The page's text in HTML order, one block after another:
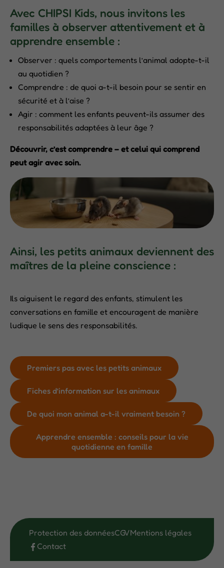
Avec CHIPSI Kids, nous invitons les
familles à observer attentivement et à
apprendre ensemble :
Observer : quels comportements l’animal adopte-t-il
au quotidien ?
Comprendre : de quoi a-t-il besoin pour se sentir en
sécurité et à l’aise ?
Agir : comment les enfants peuvent-ils assumer des
responsabilités adaptées à leur âge ?
Découvrir, c’est comprendre – et celui qui comprend
peut agir avec soin.
Ainsi, les petits animaux deviennent des
maîtres de la pleine conscience :
Ils aiguisent le regard des enfants, stimulent les
conversations en famille et encouragent de manière
ludique le sens des responsabilités.
Premiers pas avec les petits animaux
Fiches d’information sur les animaux
De quoi mon animal a-t-il vraiment besoin ?
Apprendre ensemble : conseils pour la vie
quotidienne en famille
Protection des donnéesCGVMentions légales
Contact